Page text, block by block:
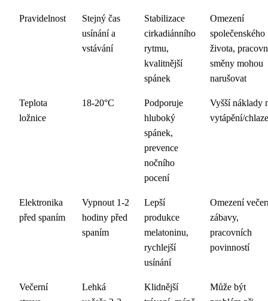
Pravidelnost
Stejný čas
usínání a
vstávání
Stabilizace
cirkadiánního
rytmu,
kvalitnější
spánek
Omezení
společenského
života,
směny mohou
narušovat
Teplota
ložnice
18-20°C
Podporuje
hluboký
spánek,
prevence
nočního
pocení
Vyšší náklady
vytápění/
Elektronika
před spaním
Vypnout 1-2
hodiny před
spaním
Lepší
produkce
melatoninu,
rychlejší
usínání
Omezení
zábavy,
pracovních
povinností
Večerní
Lehká
Klidnější
Může být